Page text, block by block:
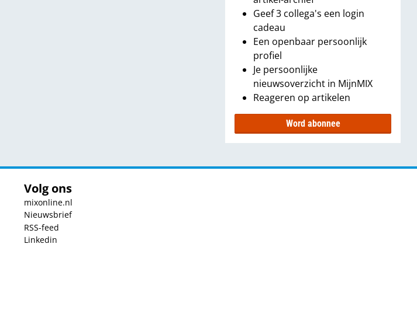
Geef 3 collega's een login
cadeau
Een openbaar persoonlijk
profiel
Je persoonlijke
nieuwsoverzicht in MijnMIX
Reageren op artikelen
Word abonnee
Volg ons
mixonline.nl
Nieuwsbrief
RSS-feed
Linkedin